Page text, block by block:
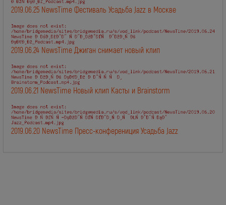
2019.06.25 NewsTime Фестиваль Усадьба Jazz в Москве
2019.06.24 NewsTime Джиган снимает новый клип
2019.06.21 NewsTime Новый клип Касты и Brainstorm
2019.06.20 NewsTime Пресс-конферениция Усадьба Jazz